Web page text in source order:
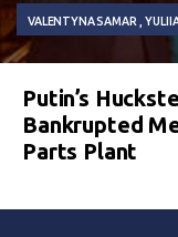
VALENTYNA SAMAR
Putin’s
Bankrupted
Parts Plant